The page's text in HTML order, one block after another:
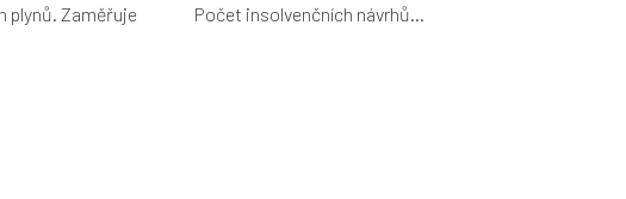
plynů. Zaměřuje
Počet insolvenčních návrhů...